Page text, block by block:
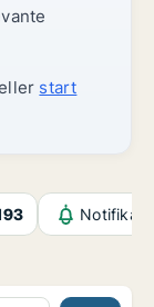
start